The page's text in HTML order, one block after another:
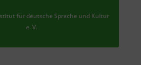
für deutsche Sprache und Kultur
e. V.